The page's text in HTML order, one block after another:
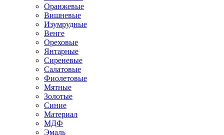
Оранжевые
Вишневые
Изумрудные
Венге
Ореховые
Янтарные
Сиреневые
Салатовые
Фиолетовые
Мятные
Золотые
Синие
Материал
МДФ
Эмаль